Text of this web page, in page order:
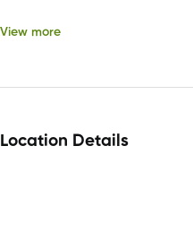
View more
Location Details